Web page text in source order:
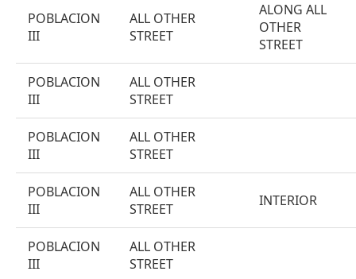
POBLACION
III
ALL OTHER
STREET
ALONG ALL
OTHER
STREET
POBLACION
III
ALL OTHER
STREET
POBLACION
III
ALL OTHER
STREET
POBLACION
III
ALL OTHER
STREET
INTERIOR
POBLACION
III
ALL OTHER
STREET